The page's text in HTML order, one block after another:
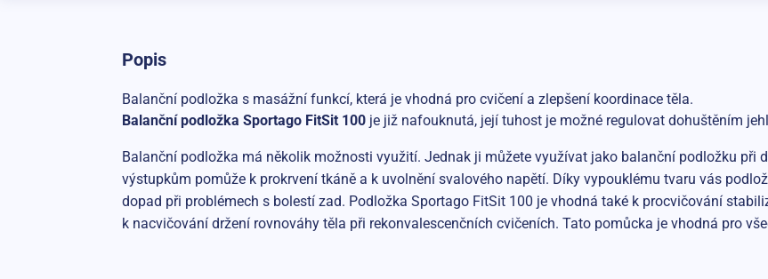
Popis
Balanční podložka s masážní funkcí, která je vhodná pro cvičení a zlepšení koordinace těla.
Balanční podložka Sportago FitSit 100je již nafouknutá, její tuhost je možné regulovat dohuštěním
Balanční podložka má několik možnosti využití. Jednak ji můžete využívat jako balanční podložku při
výstupkům pomůže k prokrvení tkáně a k uvolnění svalového napětí. Díky vypouklému tvaru vás
dopad při problémech s bolestí zad. Podložka Sportago FitSit 100 je vhodná také k procvičování
k nacvičování držení rovnováhy těla při rekonvalescenčních cvičeních. Tato pomůcka je vhodná pro